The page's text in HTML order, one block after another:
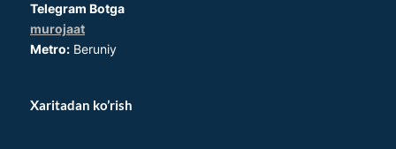
Telegram Botga
murojaat
Metro: Beruniy
Xaritadan ko’rish